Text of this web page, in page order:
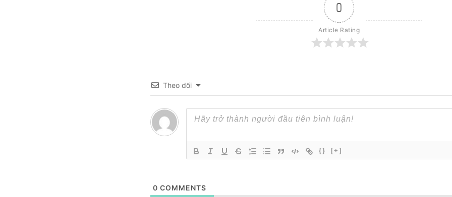
0
Article Rating
Theo dõi
{} [+]
0 COMMENTS